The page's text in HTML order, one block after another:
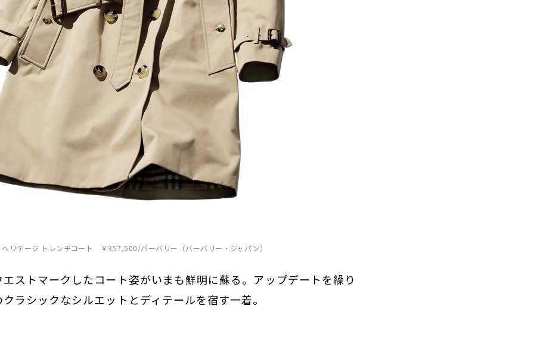
リテージ トレンチコート ￥357,500/バーバリー（バーバリー・ジャパン）
ストマークしたコート姿がいまも鮮明に蘇る。アップデートを繰り
ラシックなシルエットとディテールを宿す一着。